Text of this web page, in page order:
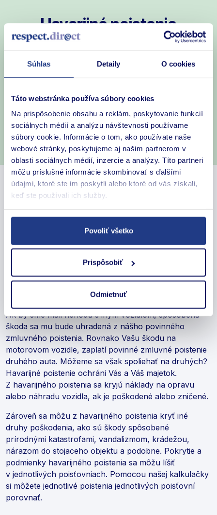
Súhlas Detaily O cookies
Táto webstránka používa súbory cookies
Na prispôsobenie obsahu a reklám, poskytovanie funkcií
sociálnych médií a analýzu návštevnosti používame
súbory cookie. Informácie o tom, ako používate naše
webové stránky, poskytujeme aj našim partnerom v
oblasti sociálnych médií, inzercie a analýzy. Títo partneri
môžu príslušné informácie skombinovať s ďalšími
údajmi, ktoré ste im poskytli alebo ktoré od vás získali,
keď ste používali ich služby.
Povoliť všetko
Prispôsobiť
Odmietnuť
Havarijné poistenie
Vypočítajte si nezáväzne cenu poistenia vášho auta
a jednoducho si ho uzatvorte online z pohodlia
Potrebujem poradiť
Havarijné poistenie – Kasko
vozidla, ktoré poskytuje ochranu proti škodám
spôsobených nehodou, haváriou, kolíziou alebo inými
funguje ako doplnok k povinnému zmluvnému
poisteniu motorových vozidiel.
Ak by sme mali nehodu s iným vozidlom, spôsobená
škoda sa mu bude uhradená z nášho povinného
zmluvného poistenia. Rovnako Vašu škodu na
motorovom vozidle, zaplatí povinné zmluvné poistenie
druhého auta. Môžeme sa však spoliehať na druhých?
Havarijné poistenie ochráni Vás a Váš majetok.
Z havarijného poistenia sa kryjú náklady na opravu
alebo náhradu vozidla, ak je poškodené alebo zničené.
Zároveň sa môžu z havarijného poistenia kryť iné
druhy poškodenia, ako sú škody spôsobené
prírodnými katastrofami, vandalizmom, krádežou,
nárazom do stojaceho objektu a podobne. Pokrytie a
podmienky havarijného poistenia sa môžu líšiť
v jednotlivých poisťovniach. Pomocou našej kalkulačky
si môžete jednotlivé poistenia jednotlivých poisťovní
porovnať.